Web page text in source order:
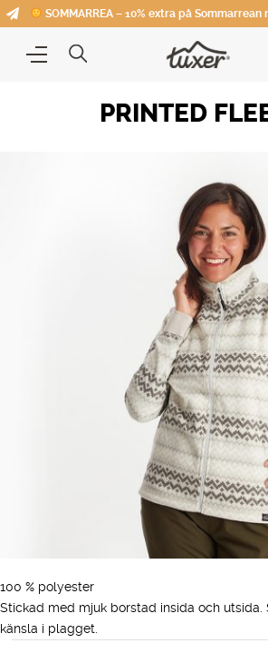
SOMMARREA – 10% extra på Sommarrean
PRINTED
100 % polyester
Stickad med mjuk borstad insida och
känsla i plagget.